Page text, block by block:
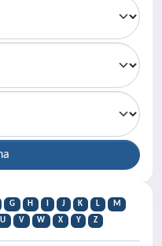
G H J K L
M
U V W X Y Z